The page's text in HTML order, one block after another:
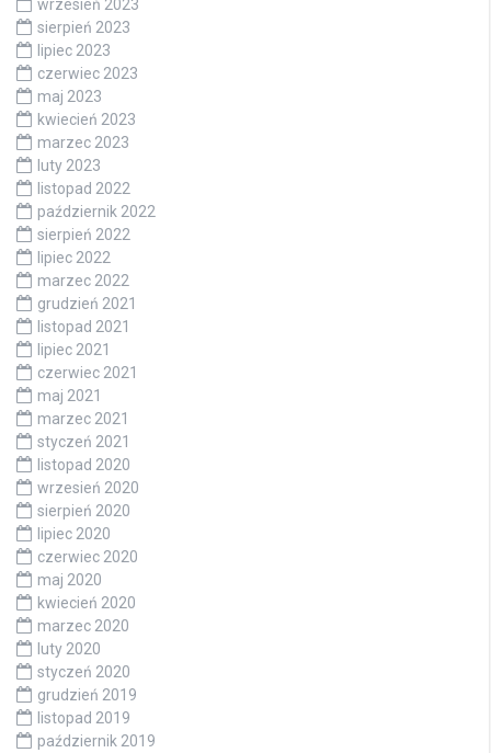
wrzesień 2023
sierpień 2023
lipiec 2023
czerwiec 2023
maj 2023
kwiecień 2023
marzec 2023
luty 2023
listopad 2022
październik 2022
sierpień 2022
lipiec 2022
marzec 2022
grudzień 2021
listopad 2021
lipiec 2021
czerwiec 2021
maj 2021
marzec 2021
styczeń 2021
listopad 2020
wrzesień 2020
sierpień 2020
lipiec 2020
czerwiec 2020
maj 2020
kwiecień 2020
marzec 2020
luty 2020
styczeń 2020
grudzień 2019
listopad 2019
październik 2019